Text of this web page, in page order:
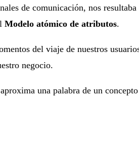
de comunicación, nos
Modelo atómico de atributos.
del viaje de nuestros
negocio.
una palabra de un